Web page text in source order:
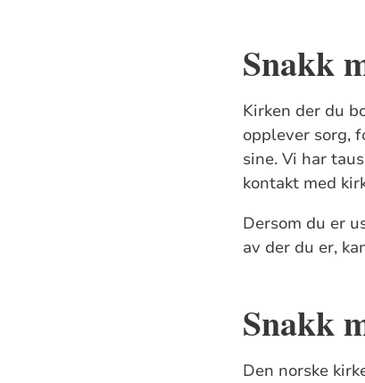
Snakk
Kirken der du
opplever sorg,
sine. Vi har
kontakt med
Dersom du er
av der du er,
Snakk
Den norske